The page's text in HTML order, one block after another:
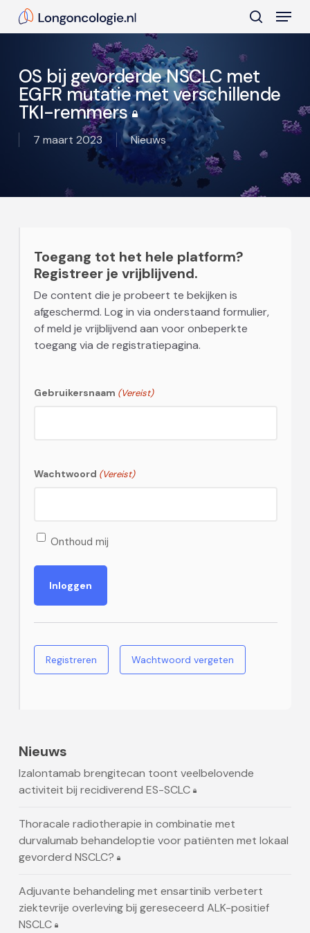
search
Menu
OS bij gevorderde NSCLC met
EGFR mutatie met verschillende
TKI-remmers
7 maart 2023 Nieuws
Toegang tot het hele platform?
Registreer je vrijblijvend.
De content die je probeert te bekijken is
afgeschermd. Log in via onderstaand formulier,
of meld je vrijblijvend aan voor onbeperkte
toegang via de registratiepagina.
Gebruikersnaam (Vereist)
Wachtwoord (Vereist)
Onthoud mij
Registreren Wachtwoord vergeten
Nieuws
Izalontamab brengitecan toont veelbelovende
activiteit bij recidiverend ES-SCLC
Thoracale radiotherapie in combinatie met
durvalumab behandeloptie voor patiënten met lokaal
gevorderd NSCLC?
Adjuvante behandeling met ensartinib verbetert
ziektevrije overleving bij gereseceerd ALK-positief
NSCLC